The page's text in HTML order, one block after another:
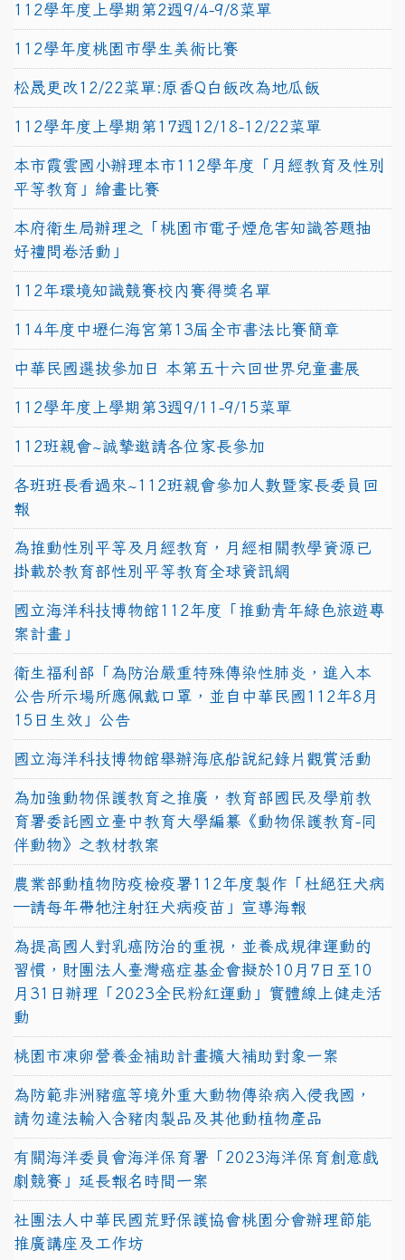
112學年度上學期第2週9/4-9/8菜單
112學年度桃園市學生美術比賽
松晟更改12/22菜單:原香Q白飯改為地瓜飯
112學年度上學期第17週12/18-12/22菜單
本市霞雲國小辦理本市112學年度「月經教育及性別
平等教育」繪畫比賽
本府衛生局辦理之「桃園市電子煙危害知識答題抽
好禮問卷活動」
112年環境知識競賽校內賽得獎名單
114年度中壢仁海宮第13屆全市書法比賽簡章
中華民國選拔參加日 本第五十六回世界兒童畫展
112學年度上學期第3週9/11-9/15菜單
112班親會~誠摯邀請各位家長參加
各班班長看過來~112班親會參加人數暨家長委員回
報
為推動性別平等及月經教育，月經相關教學資源已
掛載於教育部性別平等教育全球資訊網
國立海洋科技博物館112年度「推動青年綠色旅遊專
案計畫」
衛生福利部「為防治嚴重特殊傳染性肺炎，進入本
公告所示場所應佩戴口罩，並自中華民國112年8月
15日生效」公告
國立海洋科技博物館舉辦海底船說紀錄片觀賞活動
為加強動物保護教育之推廣，教育部國民及學前教
育署委託國立臺中教育大學編纂《動物保護教育-同
伴動物》之教材教案
農業部動植物防疫檢疫署112年度製作「杜絕狂犬病
—請每年帶牠注射狂犬病疫苗」宣導海報
為提高國人對乳癌防治的重視，並養成規律運動的
習慣，財團法人臺灣癌症基金會擬於10月7日至10
月31日辦理「2023全民粉紅運動」實體線上健走活
動
桃園市凍卵營養金補助計畫擴大補助對象一案
為防範非洲豬瘟等境外重大動物傳染病入侵我國，
請勿違法輸入含豬肉製品及其他動植物產品
有關海洋委員會海洋保育署「2023海洋保育創意戲
劇競賽」延長報名時間一案
社團法人中華民國荒野保護協會桃園分會辦理節能
推廣講座及工作坊